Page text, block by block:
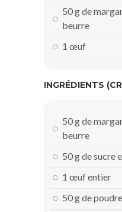
50 g de
beurre
1 œuf
INGRÉDIENTS
50 g de
beurre
50 g de sucre
1 œuf entier
50 g de